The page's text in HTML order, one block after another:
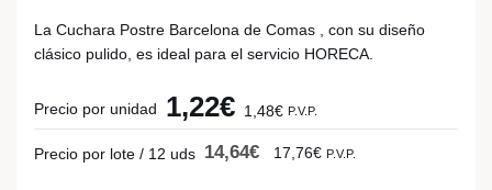
La Cuchara Postre Barcelona de Comas , con su diseño
clásico pulido, es ideal para el servicio HORECA.
Precio por unidad 1,22€ 1,48€ P.V.P.
Precio por lote / 12 uds 14,64€ 17,76€ P.V.P.